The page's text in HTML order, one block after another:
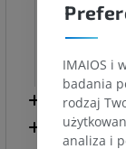
Most
IMAIOS i
badania
rodzaj
analiza i